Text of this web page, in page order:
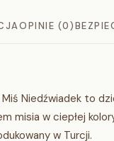
OPINIE (0)
Niedźwiadek to
misia w ciepłej
w Turcji.